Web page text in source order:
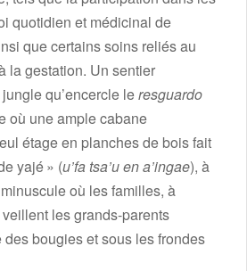
quotidien et médicinal de
que certains soins reliés au
la gestation. Un sentier
qu’encercle leresguardo
où une ample cabane
étage en planches de bois fait
yajé » (u’fa tsa’u en a’ingae), à
où les familles, à
les grands-parents
bougies et sous les frondes